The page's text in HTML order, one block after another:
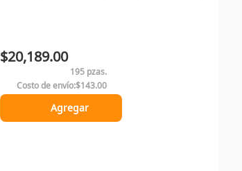
$20,189.00
Costo de envío:$143.00
195 pzas.
Agregar